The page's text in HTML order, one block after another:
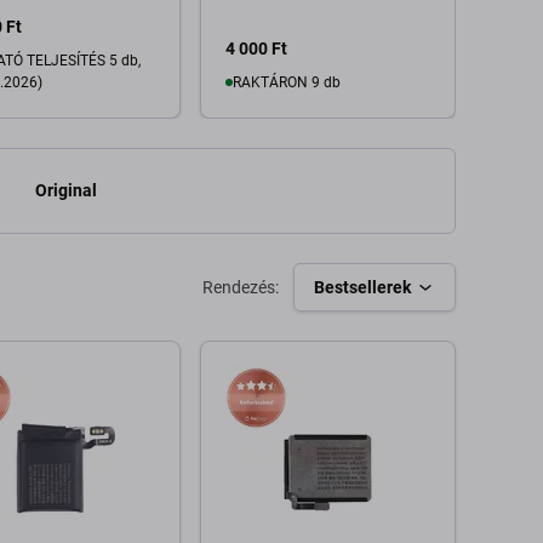
Ft
TELJESÍTÉS 5 db,
4 000 Ft
RAKTÁRON 9 db
Kosárba
Original
Rendezés: Bestsellerek